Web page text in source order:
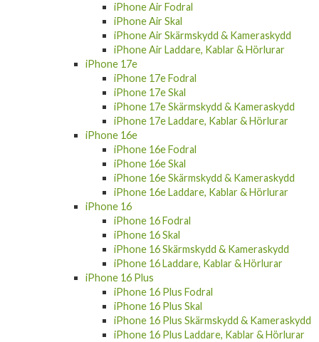
iPhone Air Fodral
iPhone Air Skal
iPhone Air Skärmskydd & Kameraskydd
iPhone Air Laddare, Kablar & Hörlurar
iPhone 17e
iPhone 17e Fodral
iPhone 17e Skal
iPhone 17e Skärmskydd & Kameraskydd
iPhone 17e Laddare, Kablar & Hörlurar
iPhone 16e
iPhone 16e Fodral
iPhone 16e Skal
iPhone 16e Skärmskydd & Kameraskydd
iPhone 16e Laddare, Kablar & Hörlurar
iPhone 16
iPhone 16 Fodral
iPhone 16 Skal
iPhone 16 Skärmskydd & Kameraskydd
iPhone 16 Laddare, Kablar & Hörlurar
iPhone 16 Plus
iPhone 16 Plus Fodral
iPhone 16 Plus Skal
iPhone 16 Plus Skärmskydd & Kameraskydd
iPhone 16 Plus Laddare, Kablar & Hörlurar